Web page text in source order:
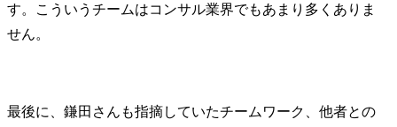
す。こういうチームはコンサル業界でもあまり多くありま
せん。
最後に、鎌田さんも指摘していたチームワーク、他者との